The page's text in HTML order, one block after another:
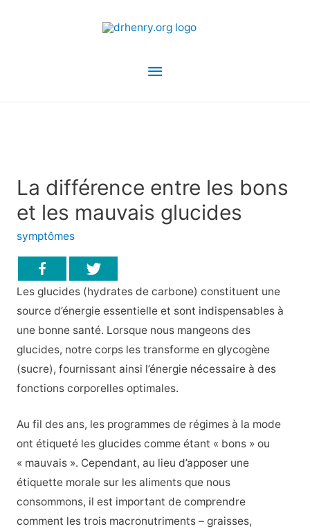
Menu
La différence entre les bons
et les mauvais glucides
symptômes
Les glucides (hydrates de carbone) constituent une
source d’énergie essentielle et sont indispensables à
une bonne santé. Lorsque nous mangeons des
glucides, notre corps les transforme en glycogène
(sucre), fournissant ainsi l’énergie nécessaire à des
fonctions corporelles optimales.
Au fil des ans, les programmes de régimes à la mode
ont étiqueté les glucides comme étant « bons » ou
« mauvais ». Cependant, au lieu d’apposer une
étiquette morale sur les aliments que nous
consommons, il est important de comprendre
comment les trois macronutriments – graisses,